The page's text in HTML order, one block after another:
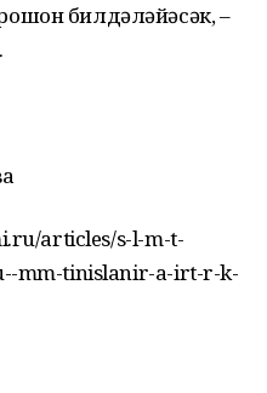
билдәләйәсәк, –
articles/s-l-m-t-
mm-tinislanir-a-irt-r-k-